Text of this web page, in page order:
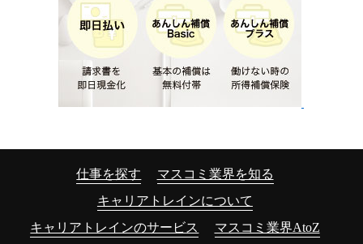
仕事を探す
マスコミ業界を知る
キャリアトレインについて
キャリアトレインのサービス
マスコミ業界AtoZ